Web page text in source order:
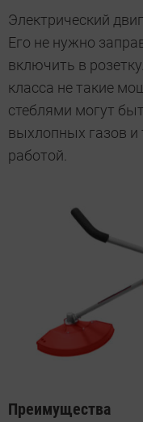
Электрический
Его не нужно
включить в
класса не такие
стеблями могут
выхлопных газов и
работой.
Преимущества